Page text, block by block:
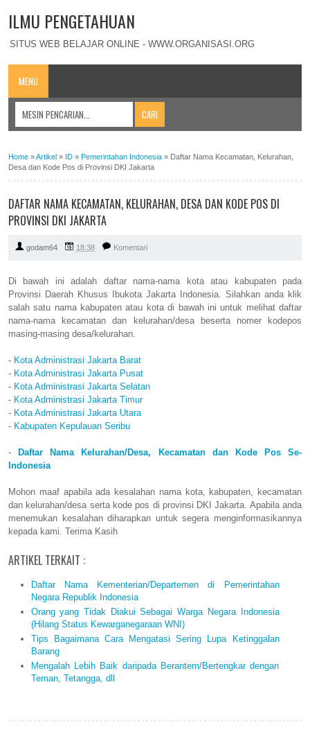
ILMU PENGETAHUAN
SITUS WEB BELAJAR ONLINE - WWW.ORGANISASI.ORG
MENU
Home »Artikel » ID » Pemerintahan Indonesia » Daftar Nama Kecamatan, Kelurahan,
Desa dan Kode Pos di Provinsi DKI Jakarta
DAFTAR NAMA KECAMATAN, KELURAHAN, DESA DAN KODE POS DI
PROVINSI DKI JAKARTA
godam64 18:38 Komentari
Di bawah ini adalah daftar nama-nama kota atau kabupaten pada
Provinsi Daerah Khusus Ibukota Jakarta Indonesia. Silahkan anda klik
salah satu nama kabupaten atau kota di bawah ini untuk melihat daftar
nama-nama kecamatan dan kelurahan/desa beserta nomer kodepos
masing-masing desa/kelurahan.
- Kota Administrasi Jakarta Barat
- Kota Administrasi Jakarta Pusat
- Kota Administrasi Jakarta Selatan
- Kota Administrasi Jakarta Timur
- Kota Administrasi Jakarta Utara
- Kabupaten Kepulauan Seribu
-
Daftar Nama Kelurahan/Desa, Kecamatan dan Kode Pos Se-
Indonesia
Mohon maaf apabila ada kesalahan nama kota, kabupaten, kecamatan
dan kelurahan/desa serta kode pos di provinsi DKI Jakarta. Apabila anda
menemukan kesalahan diharapkan untuk segera menginformasikannya
kepada kami. Terima Kasih
ARTIKEL TERKAIT :
Daftar Nama Kementerian/Departemen di Pemerintahan
Negara Republik Indonesia
Orang yang Tidak Diakui Sebagai Warga Negara Indonesia
(Hilang Status Kewarganegaraan WNI)
Tips Bagaimana Cara Mengatasi Sering Lupa Ketinggalan
Barang
Mengalah Lebih Baik daripada Berantem/Bertengkar dengan
Teman, Tetangga, dll